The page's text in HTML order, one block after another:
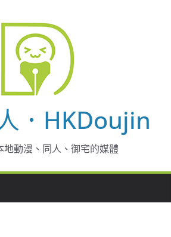
．HKDoujin
地動漫、同人、御宅的媒體